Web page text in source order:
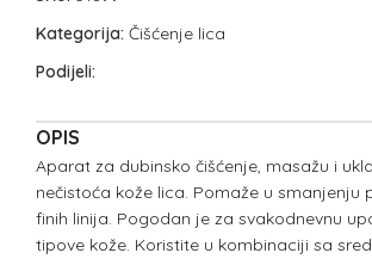
Kategorija: Čišćenje lica
Podijeli:
OPIS
Aparat za dubinsko čišćenje, masažu i
nečistoća kože lica. Pomaže u smanjenju
finih linija. Pogodan je za svakodnevnu
tipove kože. Koristite u kombinaciji sa